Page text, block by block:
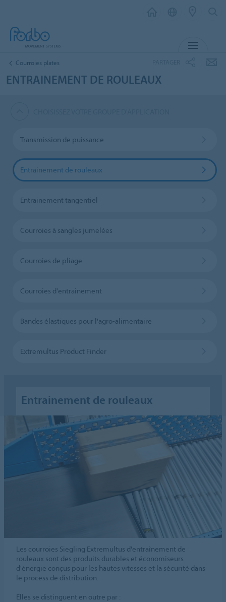
Courroies plates
ENTRAINEMENT DE ROULEAUX
Transmission de puissance
Entrainement de rouleaux
Entrainement tangentiel
Courroies à sangles jumelées
Courroies de pliage
Courroies d'entrainement
Bandes élastiques pour l'agro-alimentaire
Extremultus Product Finder
Entrainement de rouleaux
Les courroies Siegling Extremultus d'entraînement de
rouleaux sont des produits durables et économiseurs
d'énergie conçus pour les hautes vitesses et la sécurité dans
le process de distribution.
Elles se distinguent en outre par :